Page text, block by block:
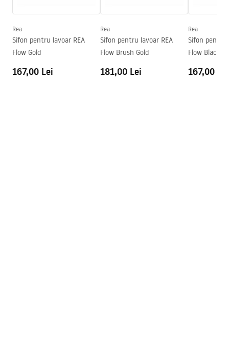
Formă
Preaplin
Da Nu
Rea
Sifon pentru lavoar REA
Flow Gold
167,00 Lei
Rea
Sifon pentru lavoar REA
Flow Brush Gold
181,00 Lei
Rea
Sifon pentru
Flow Black
167,00 Lei